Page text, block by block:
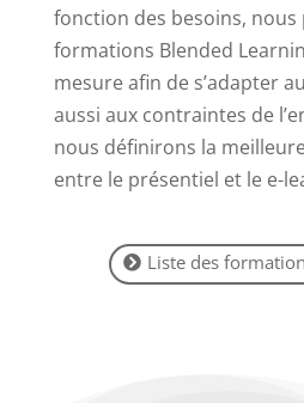
fonction des besoins,
formations Blended
mesure afin de s’adapter
aussi aux contraintes de
nous définirons la
entre le présentiel et le e-
Liste des